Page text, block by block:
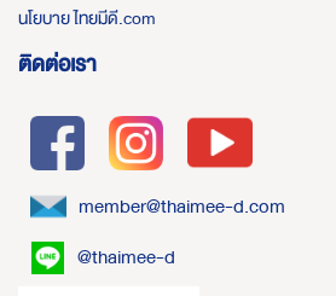
นโยบาย ไทยมีดี.com
ติดต่อเรา
member@thaimee-d.com
@thaimee-d